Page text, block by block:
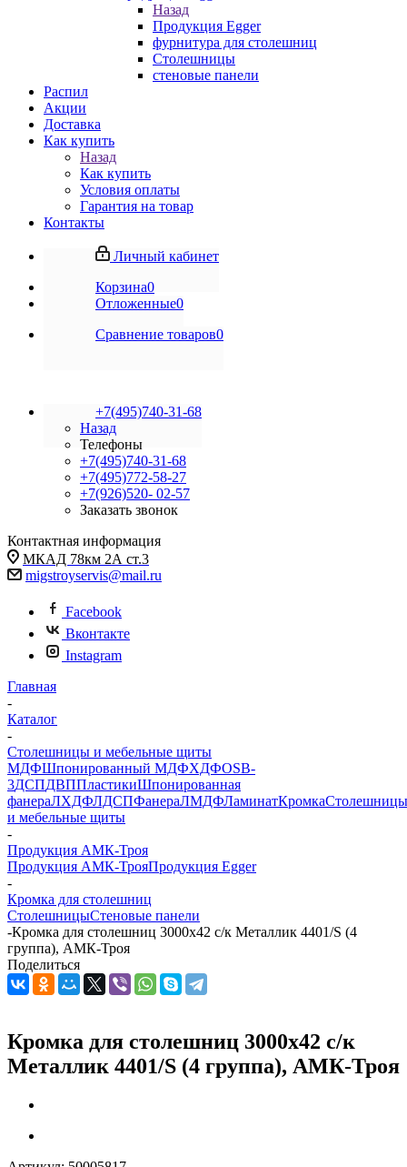
Назад
Продукция Egger
фурнитура для столешниц
Столешницы
стеновые панели
Распил
Акции
Доставка
Как купить
Назад
Как купить
Условия оплаты
Гарантия на товар
Контакты
Личный кабинет
Корзина0
Отложенные0
Сравнение товаров0
+7(495)740-31-68
Назад
Телефоны
+7(495)740-31-68
+7(495)772-58-27
+7(926)520- 02-57
Заказать звонок
Контактная информация
МКАД 78км 2А ст.3
migstroyservis@mail.ru
Facebook
Вконтакте
Instagram
Главная
-
Каталог
-
Столешницы и мебельные щиты
МДФШпонированный МДФХДФOSB-
3ДСПДВППластикиШпонированная
фанераЛХДФЛДСПФанераЛМДФЛаминатКромкаСтолешницы
и мебельные щиты
-
Продукция АМК-Троя
Продукция АМК-ТрояПродукция Egger
-
Кромка для столешниц
СтолешницыСтеновые панели
-Кромка для столешниц 3000х42 с/к Металлик 4401/S (4
группа), АМК-Троя
Поделиться
Кромка для столешниц 3000х42 с/к
Металлик 4401/S (4 группа), АМК-Троя